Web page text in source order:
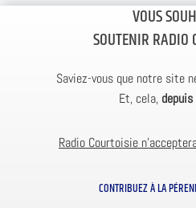
VOUS
SOUTENIR RADIO
Saviez-vous que notre site
Et, cela,
Radio Courtoisie
CONTRIBUEZ À LA